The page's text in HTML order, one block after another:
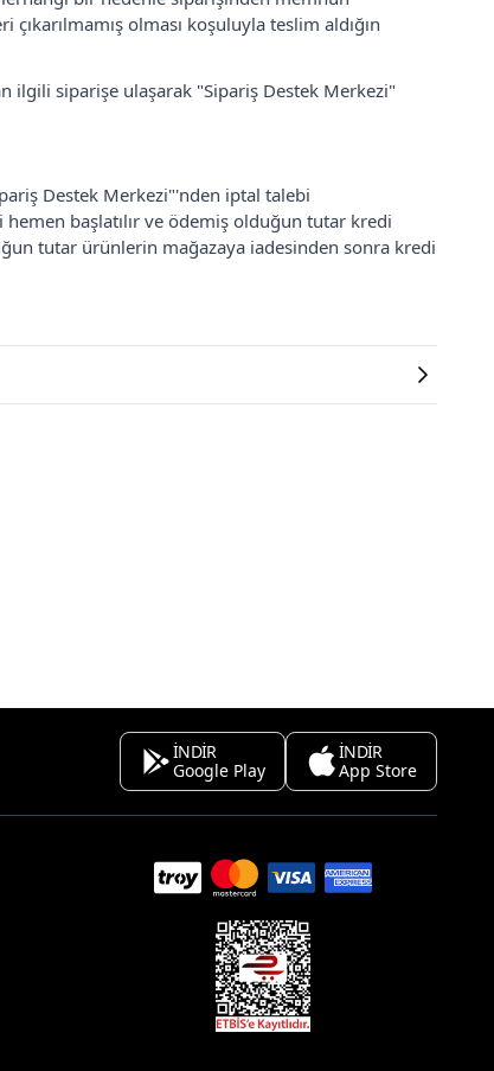
olması koşuluyla teslim aldığın
ilgili siparişe ulaşarak "Sipariş Destek Merkezi"
Destek Merkezi"'nden iptal talebi
başlatılır ve ödemiş olduğun tutar kredi
tutar ürünlerin mağazaya iadesinden sonra kredi
İNDİR
Google Play
İNDİR
App Store